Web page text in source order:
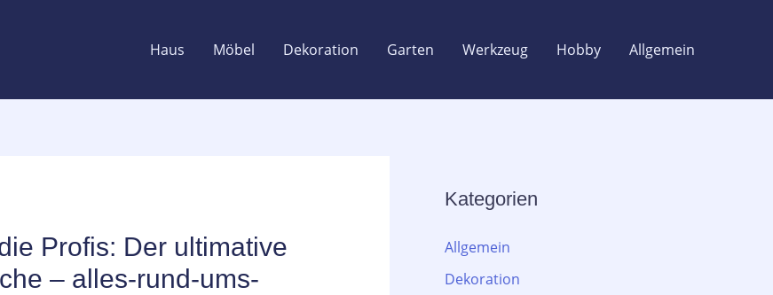
Haus Möbel Dekoration Garten Werkzeug Hobby Allgemein
Profis: Der ultimative
– alles-rund-ums-
Kategorien
Allgemein
Dekoration